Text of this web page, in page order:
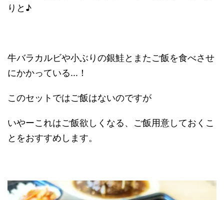
りと♪
牛バラカルビや小ぶりの銀鮭とまたご飯を食べさせ
にかかっている...！
このセットではご飯はないのですが
いやーこれはご飯欲しくなる、ご飯用意しておくこ
とをおすすめします。